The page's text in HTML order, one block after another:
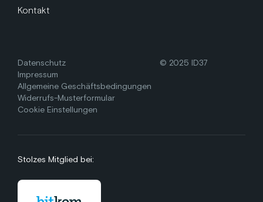
Kontakt
Datenschutz
Impressum
Allgemeine Geschäftsbedingungen
Widerrufs-Musterformular
Cookie Einstellungen
© 2025 ID37
Stolzes Mitglied bei: